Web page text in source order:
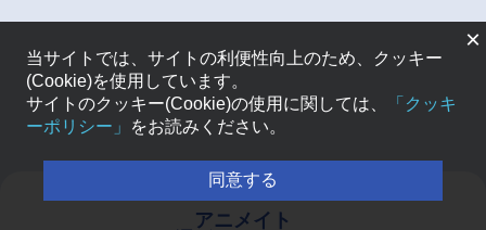
アニメイト
×
当サイトでは、サイトの利便性向上のため、クッキー
(Cookie)を使用しています。
サイトのクッキー(Cookie)の使用に関しては、
「クッキ
ーポリシー」
をお読みください。
同意する